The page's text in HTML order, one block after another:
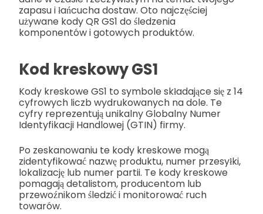
zapasu i łańcucha dostaw. Oto najczęściej
używane kody QR GS1 do śledzenia
komponentów i gotowych produktów.
Kod kreskowy GS1
Kody kreskowe GS1 to symbole składające się z 14
cyfrowych liczb wydrukowanych na dole. Te
cyfry reprezentują unikalny Globalny Numer
Identyfikacji Handlowej (GTIN) firmy.
Po zeskanowaniu te kody kreskowe mogą
zidentyfikować nazwę produktu, numer przesyłki,
lokalizację lub numer partii. Te kody kreskowe
pomagają detalistom, producentom lub
przewoźnikom śledzić i monitorować ruch
towarów.